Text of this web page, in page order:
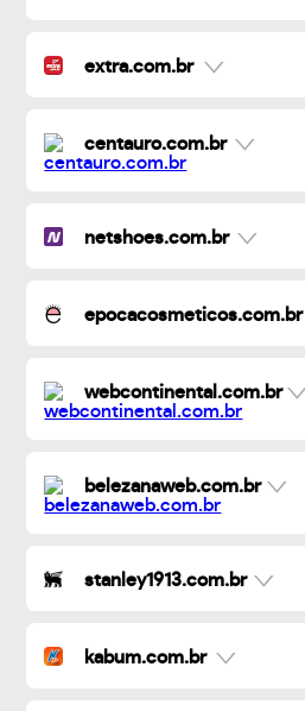
extra.com.br
centauro.com.br
netshoes.com.br
epocacosmeticos.com.br
webcontinental.com.br
belezanaweb.com.br
stanley1913.com.br
kabum.com.br